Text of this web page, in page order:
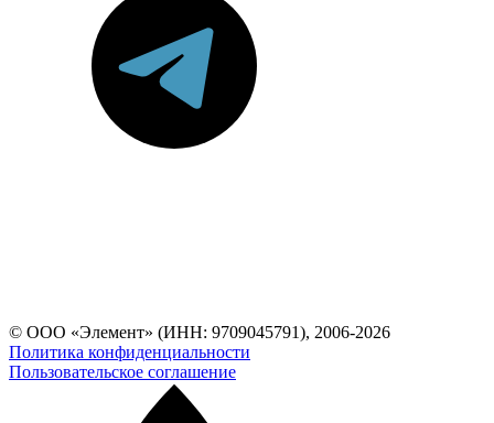
© ООО «Элемент» (ИНН: 9709045791), 2006-2026
Политика конфиденциальности
Пользовательское соглашение